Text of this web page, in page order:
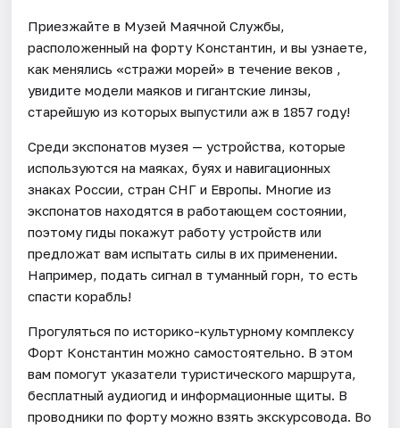
Приезжайте в Музей Маячной Службы,
расположенный на форту Константин, и вы узнаете,
как менялись «стражи морей» в течение веков ,
увидите модели маяков и гигантские линзы,
старейшую из которых выпустили аж в 1857 году!
Среди экспонатов музея — устройства, которые
используются на маяках, буях и навигационных
знаках России, стран СНГ и Европы. Многие из
экспонатов находятся в работающем состоянии,
поэтому гиды покажут работу устройств или
предложат вам испытать силы в их применении.
Например, подать сигнал в туманный горн, то есть
спасти корабль!
Прогуляться по историко-культурному комплексу
Форт Константин можно самостоятельно. В этом
вам помогут указатели туристического маршрута,
бесплатный аудиогид и информационные щиты. В
проводники по форту можно взять экскурсовода. Во